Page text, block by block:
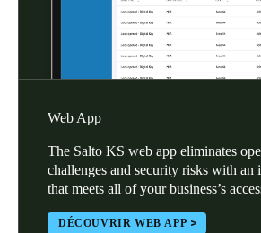
Português
Italiano
Web App
The Salto KS web app eliminates
challenges and security risks with an
that meets all of your business’s
DÉCOUVRIR WEB APP